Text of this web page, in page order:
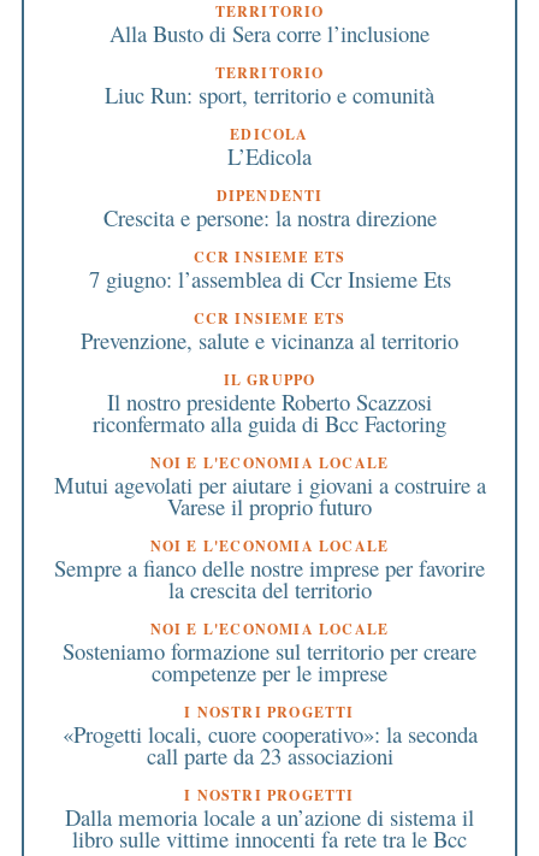
TERRITORIO
Alla Busto di Sera corre l’inclusione
TERRITORIO
Liuc Run: sport, territorio e comunità
EDICOLA
L’Edicola
DIPENDENTI
Crescita e persone: la nostra direzione
CCR INSIEME ETS
7 giugno: l’assemblea di Ccr Insieme Ets
CCR INSIEME ETS
Prevenzione, salute e vicinanza al territorio
IL GRUPPO
Il nostro presidente Roberto Scazzosi
riconfermato alla guida di Bcc Factoring
NOI E L'ECONOMIA LOCALE
Mutui agevolati per aiutare i giovani a costruire a
Varese il proprio futuro
NOI E L'ECONOMIA LOCALE
Sempre a fianco delle nostre imprese per favorire
la crescita del territorio
NOI E L'ECONOMIA LOCALE
Sosteniamo formazione sul territorio per creare
competenze per le imprese
I NOSTRI PROGETTI
«Progetti locali, cuore cooperativo»: la seconda
call parte da 23 associazioni
I NOSTRI PROGETTI
Dalla memoria locale a un’azione di sistema il
libro sulle vittime innocenti fa rete tra le Bcc